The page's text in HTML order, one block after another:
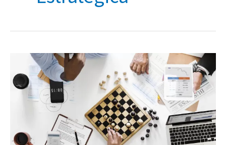
Gestión
Estratégica